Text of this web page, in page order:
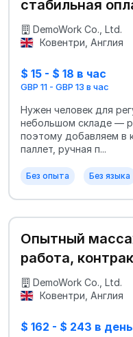
стабильная
DemoWork Co., Ltd.
Ковентри, Англия
$ 15 - $ 18 в час
GBP 11 - GBP 13 в час
Нужен человек для
небольшом складе —
поэтому добавляем в
паллет, ручная п...
Без опыта Без языка
Опытный
работа,
DemoWork Co., Ltd.
Ковентри, Англия
$ 162 - $ 243 в день